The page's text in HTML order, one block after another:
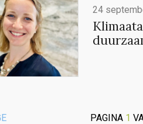
24
PAGINA 1